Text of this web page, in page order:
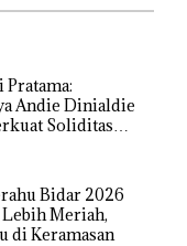
Pratama:
Andie Dinialdie
Soliditas
Bidar 2026
Meriah,
di Keramasan